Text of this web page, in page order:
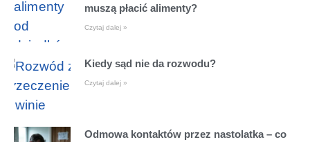
muszą płacić alimenty?
Czytaj dalej »
Kiedy sąd nie da rozwodu?
Czytaj dalej »
Odmowa kontaktów przez nastolatka – co